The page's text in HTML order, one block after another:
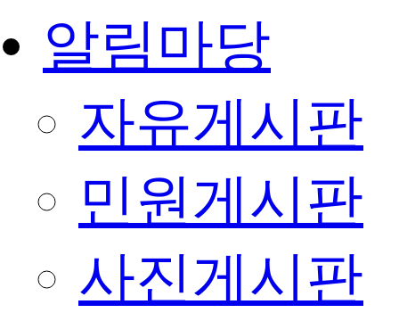
알림마당
자유게시판
민원게시판
사진게시판